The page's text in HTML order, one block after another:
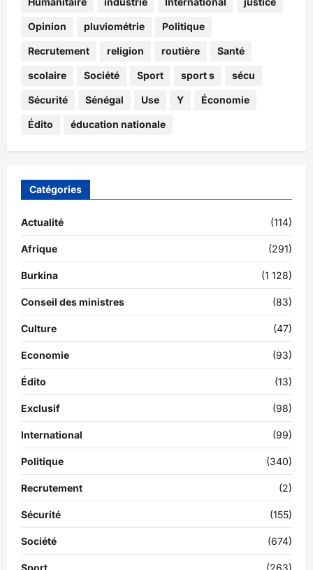
Opinion pluviométrie Politique
Recrutement religion routière Santé
scolaire Société Sport sport s sécu
Sécurité Sénégal Use Y Économie
Édito éducation nationale
Catégories
Actualité (114)
Afrique (291)
Burkina (1 128)
Conseil des ministres (83)
Culture (47)
Economie (93)
Édito (13)
Exclusif (98)
International (99)
Politique (340)
Recrutement (2)
Sécurité (155)
Société (674)
Sport (263)